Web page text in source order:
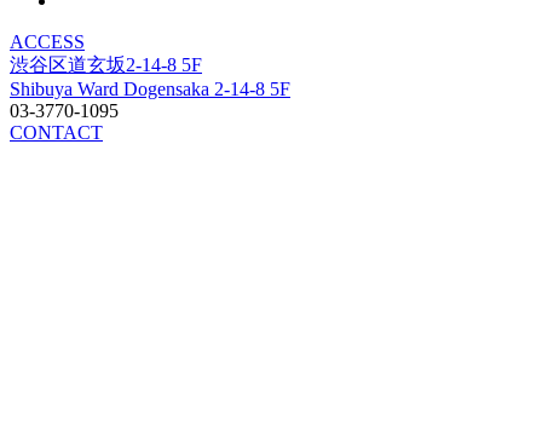
ACCESS
渋谷区道玄坂2-14-8 5F
Shibuya Ward Dogensaka 2-14-8 5F
03-3770-1095
CONTACT